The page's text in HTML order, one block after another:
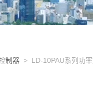
制器 > LD-10PAU系列功